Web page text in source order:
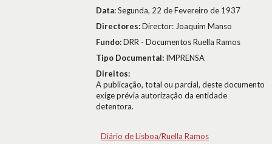
Data:Segunda, 22 de Fevereiro de 1937
Directores:Director: Joaquim Manso
Fundo:DRR - Documentos Ruella Ramos
Tipo Documental: IMPRENSA
Direitos:
A publicação, total ou parcial, deste documento
exige prévia autorização da entidade
detentora.
Diário de Lisboa/Ruella Ramos